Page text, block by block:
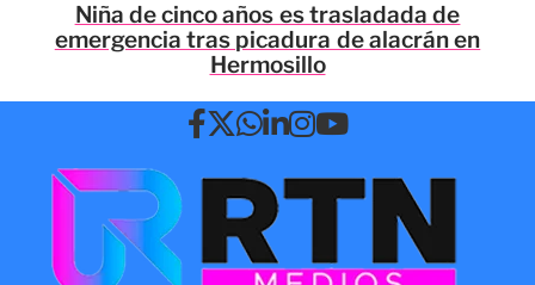
Niña de cinco años es trasladada de
emergencia tras picadura de alacrán en
Hermosillo